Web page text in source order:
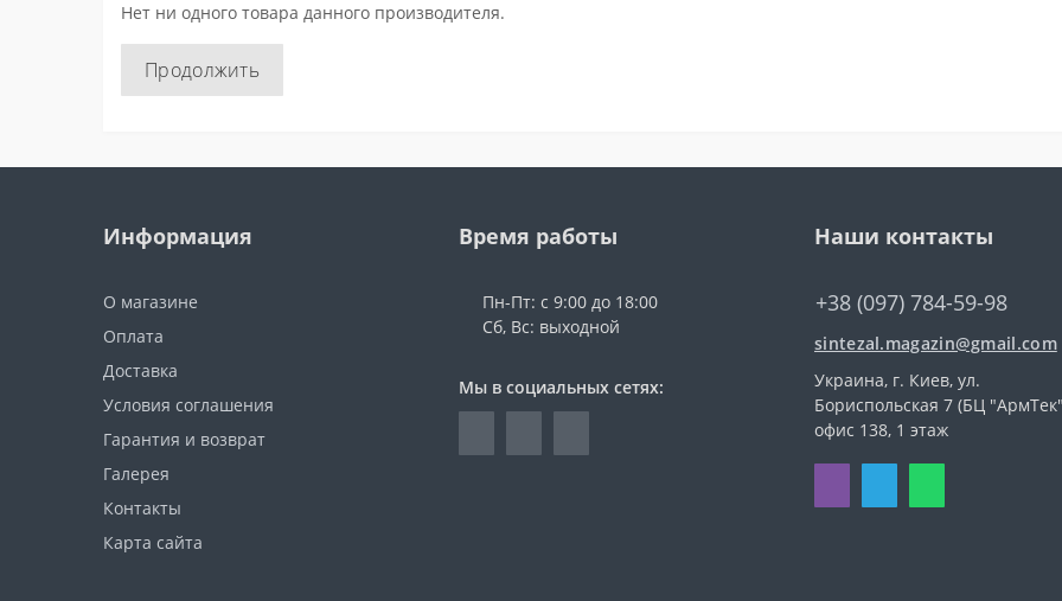
Нет ни одного товара данного производителя.
Продолжить
Информация
О магазине
Оплата
Доставка
Условия соглашения
Гарантия и возврат
Галерея
Контакты
Карта сайта
Время работы
Пн-Пт: с 9:00 до 18:00
Сб, Вс: выходной
Мы в социальных сетях:
Наши контакты
+38 (097) 784-59-98
sintezal.magazin@gmail.com
Украина, г. Киев, ул.
Бориспольская 7 (БЦ
офис 138, 1 этаж